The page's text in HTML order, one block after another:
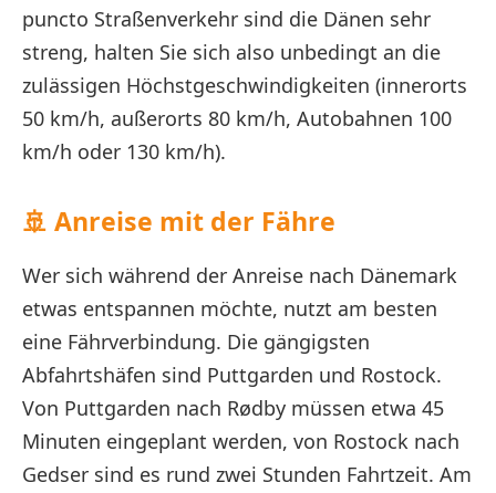
puncto Straßenverkehr sind die Dänen sehr
streng, halten Sie sich also unbedingt an die
zulässigen Höchstgeschwindigkeiten (innerorts
50 km/h, außerorts 80 km/h, Autobahnen 100
km/h oder 130 km/h).
🚢 Anreise mit der Fähre
Wer sich während der Anreise nach Dänemark
etwas entspannen möchte, nutzt am besten
eine Fährverbindung. Die gängigsten
Abfahrtshäfen sind Puttgarden und Rostock.
Von Puttgarden nach Rødby müssen etwa 45
Minuten eingeplant werden, von Rostock nach
Gedser sind es rund zwei Stunden Fahrtzeit. Am